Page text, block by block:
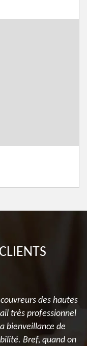
des hautes
très professionnel
bienveillance de
Bref, quand on